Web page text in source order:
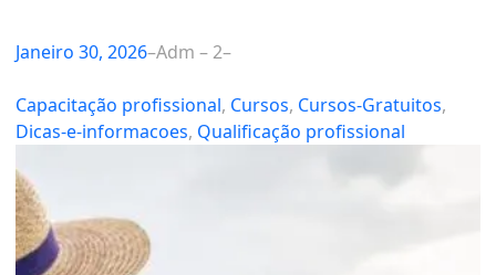
Janeiro 30, 2026–Adm – 2–
Capacitação profissional, Cursos, Cursos-Gratuitos
Dicas-e-informacoes, Qualificação profissional